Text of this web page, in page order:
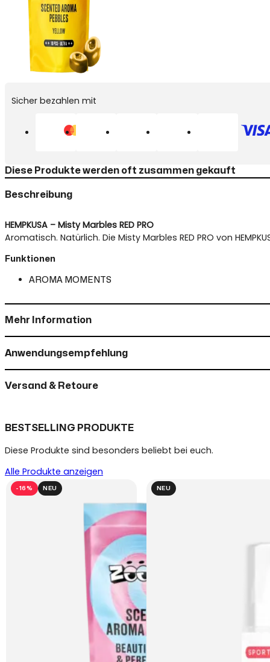
Sicher bezahlen mit
Diese Produkte werden oft zusammen gekauft
Beschreibung
HEMPKUSA – Misty Marbles RED PRO
Aromatisch. Natürlich. Die Misty Marbles RED PRO von
Funktionen
AROMA MOMENTS
Mehr Information
Anwendungsempfehlung
Versand & Retoure
BESTSELLING PRODUKTE
Diese Produkte sind besonders beliebt bei euch.
Alle Produkte anzeigen
-16% NEU NEU